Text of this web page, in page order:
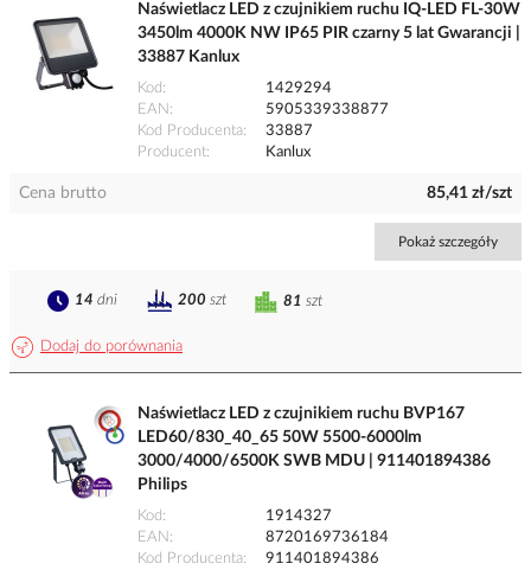
Naświetlacz LED z czujnikiem ruchu IQ-LED FL-30W
3450lm 4000K NW IP65 PIR czarny 5 lat Gwarancji |
33887 Kanlux
Kod
1429294
EAN
5905339338877
Kod Producenta
33887
Producent
Kanlux
Cena brutto 85,41 zł/szt
Pokaż szczegóły
Dodaj do porównania
81 szt
14 dni 200 szt
Naświetlacz LED z czujnikiem ruchu BVP167
LED60/830_40_65 50W 5500-6000lm
3000/4000/6500K SWB MDU | 911401894386
Philips
Kod
1914327
EAN
8720169736184
Kod Producenta
911401894386